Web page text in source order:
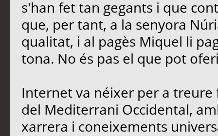
s'han fet tan gegants i que
que, per tant, a la senyora
qualitat, i al pagès Miquel li
tona. No és pas el que pot
Internet va néixer per a
del Mediterrani Occidental,
xarrera i coneixements